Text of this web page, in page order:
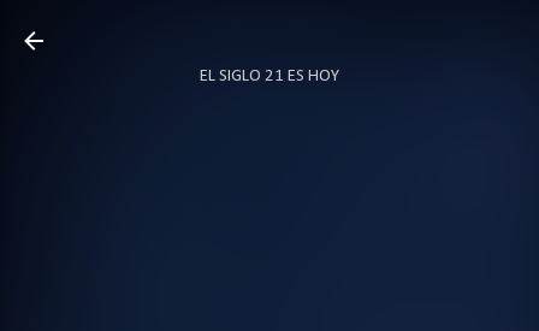
EL SIGLO 21 ES HOY